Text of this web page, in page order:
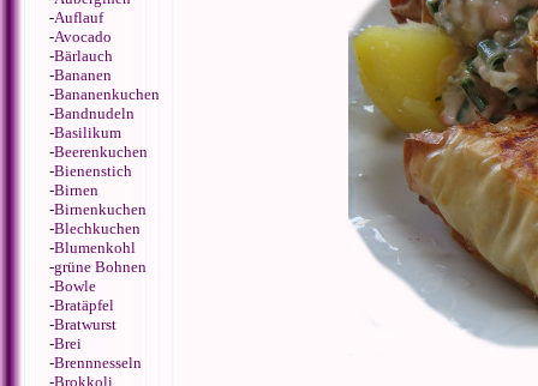
-Auflauf
-Avocado
-Bärlauch
-Bananen
-Bananenkuchen
-Bandnudeln
-Basilikum
-Beerenkuchen
-Bienenstich
-Birnen
-Birnenkuchen
-Blechkuchen
-Blumenkohl
-grüne Bohnen
-Bowle
-Bratäpfel
-Bratwurst
-Brei
-Brennnesseln
-Brokkoli